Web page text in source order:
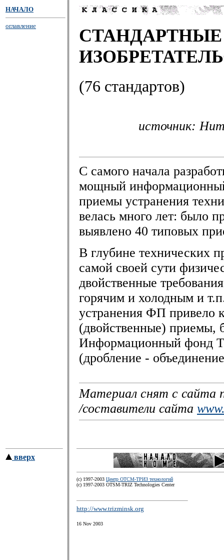
НАЧАЛО
оглавление
(76 стандартов)
источник:
С самого начала
мощный
приемы устранения
велась много лет: было
выявлено 40 типовых
В глубине технических
самой своей сути
двойственные
горячим и холодным и
устранения ФП привело
(двойственные) приемы,
Информационный фонд
(дробление -
Материал снят с сайта
/составители сайта
вверх
(c) 1997-2003 Центр ОТСМ-ТРИЗ технологий
(с) 1997-2003 OTSM-TRIZ Technologies Center
http://www.trizminsk.org
16 Nov 2003